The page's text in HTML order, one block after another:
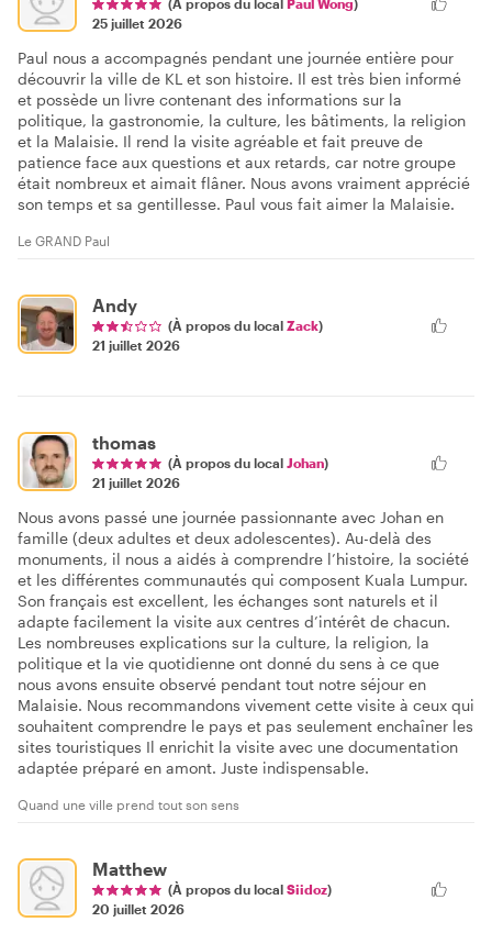
(À propos du local Paul Wong)
25 juillet 2026
Paul nous a accompagnés pendant une journée entière pour
découvrir la ville de KL et son histoire. Il est très bien informé
et possède un livre contenant des informations sur la
politique, la gastronomie, la culture, les bâtiments, la religion
et la Malaisie. Il rend la visite agréable et fait preuve de
patience face aux questions et aux retards, car notre groupe
était nombreux et aimait flâner. Nous avons vraiment apprécié
son temps et sa gentillesse. Paul vous fait aimer la Malaisie.
Le GRAND Paul
Andy
(À propos du local Zack)
21 juillet 2026
thomas
(À propos du local Johan)
21 juillet 2026
Nous avons passé une journée passionnante avec Johan en
famille (deux adultes et deux adolescentes). Au-delà des
monuments, il nous a aidés à comprendre l’histoire, la société
et les différentes communautés qui composent Kuala Lumpur.
Son français est excellent, les échanges sont naturels et il
adapte facilement la visite aux centres d’intérêt de chacun.
Les nombreuses explications sur la culture, la religion, la
politique et la vie quotidienne ont donné du sens à ce que
nous avons ensuite observé pendant tout notre séjour en
Malaisie. Nous recommandons vivement cette visite à ceux qui
souhaitent comprendre le pays et pas seulement enchaîner les
sites touristiques Il enrichit la visite avec une documentation
adaptée préparé en amont. Juste indispensable.
Quand une ville prend tout son sens
Matthew
(À propos du local Siidoz)
20 juillet 2026